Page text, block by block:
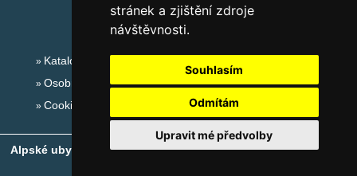
stránek a zjištění zdroje
návštěvnosti.
Souhlasím
Odmítám
Upravit mé předvolby
Katalog ubytování
Osobní údaje
Cookies
Alpské ubytování, alpské turistické oblasti, alpské ski areály